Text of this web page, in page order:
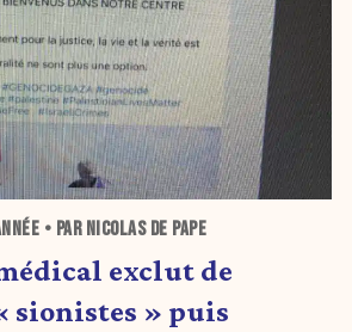
• PAR NICOLAS DE PAPE
exclut de
sionistes » puis